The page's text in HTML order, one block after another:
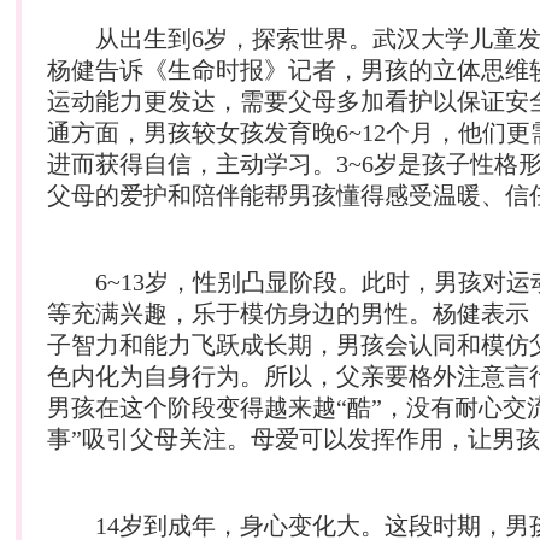
从出生到6岁，探索世界。武汉大学儿童
杨健告诉《生命时报》记者，男孩的立体思维
运动能力更发达，需要父母多加看护以保证安
通方面，男孩较女孩发育晚6~12个月，他们更
进而获得自信，主动学习。3~6岁是孩子性格
父母的爱护和陪伴能帮男孩懂得感受温暖、信
6~13岁，性别凸显阶段。此时，男孩对运
等充满兴趣，乐于模仿身边的男性。杨健表示
子智力和能力飞跃成长期，男孩会认同和模仿
色内化为自身行为。所以，父亲要格外注意言
男孩在这个阶段变得越来越“酷”，没有耐心交
事”吸引父母关注。母爱可以发挥作用，让男
14岁到成年，身心变化大。这段时期，男